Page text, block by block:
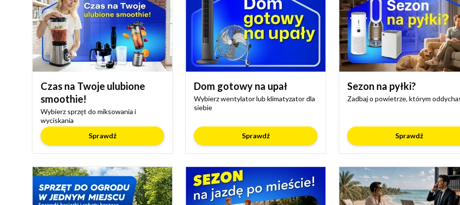
Czas na Twoje ulubione
smoothie!
Wybierz sprzęt do miksowania i
wyciskania
Sprawdź
Dom gotowy na upał
Wybierz wentylator lub klimatyzator dla
siebie
Sprawdź
Sezon na pyłki?
Zadbaj o powietrze, którym
Sprawdź